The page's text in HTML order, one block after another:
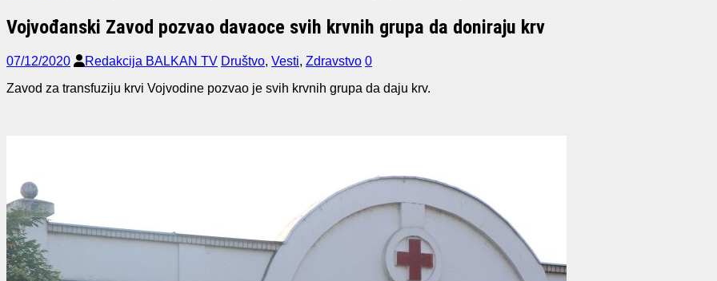
Vojvođanski Zavod pozvao davaoce svih krvnih grupa da doniraju krv
07/12/2020 Redakcija BALKAN TV Društvo, Vesti, Zdravstvo 0
Zavod za transfuziju krvi Vojvodine pozvao je svih krvnih grupa da daju krv.